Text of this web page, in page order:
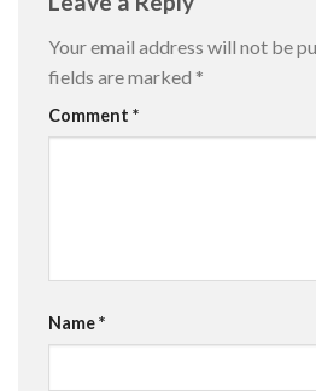
Your email address will not be
fields are marked *
Comment *
Name*